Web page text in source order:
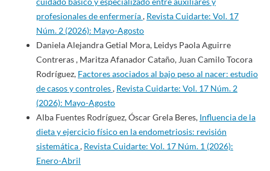
profesionales de enfermería, Revista Cuidarte: Vol. 17
Núm. 2 (2026): Mayo-Agosto
Daniela Alejandra Getial Mora, Leidys Paola Aguirre
Contreras , Maritza Afanador Cataño, Juan Camilo Tocora
Rodríguez, Factores asociados al bajo peso al nacer: estudio
de casos y controles, Revista Cuidarte: Vol. 17 Núm. 2
(2026): Mayo-Agosto
Alba Fuentes Rodríguez, Óscar Grela Beres, Influencia de la
dieta y ejercicio físico en la endometriosis: revisión
sistemática, Revista Cuidarte: Vol. 17 Núm. 1 (2026):
Enero-Abril